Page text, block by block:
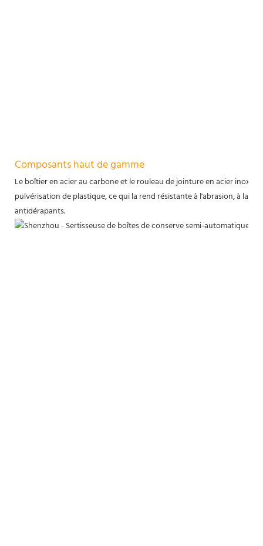
Composants haut de gamme
Le boîtier en acier au carbone et le rouleau de jointure en acier
pulvérisation de plastique, ce qui la rend résistante à l'abrasion, à la
antidérapants.